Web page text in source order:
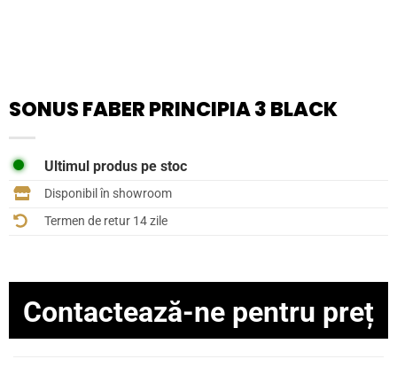
SONUS FABER PRINCIPIA 3 BLACK
Ultimul produs pe stoc
Disponibil în showroom
Termen de retur 14 zile
Contactează-ne pentru preț